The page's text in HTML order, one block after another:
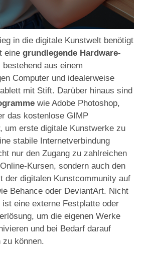
in die digitale Kunstwelt benötigt
eine grundlegende Hardware-
bestehend aus einem
Computer und idealerweise
mit Stift. Darüber hinaus sind
wie Adobe Photoshop,
das kostenlose GIMP
um erste digitale Kunstwerke zu
stabile Internetverbindung
nur den Zugang zu zahlreichen
Kursen, sondern auch den
der digitalen Kunstcommunity auf
Behance oder DeviantArt. Nicht
eine externe Festplatte oder
um die eigenen Werke
und bei Bedarf darauf
können.